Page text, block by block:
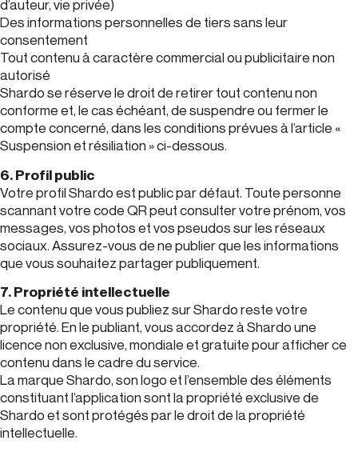
d’auteur, vie privée)
Des informations personnelles de tiers sans leur
consentement
Tout contenu à caractère commercial ou publicitaire non
autorisé
Shardo se réserve le droit de retirer tout contenu non
conforme et, le cas échéant, de suspendre ou fermer le
compte concerné, dans les conditions prévues à l’article «
Suspension et résiliation » ci-dessous.
6. Profil public
Votre profil Shardo est public par défaut. Toute personne
scannant votre code QR peut consulter votre prénom, vos
messages, vos photos et vos pseudos sur les réseaux
sociaux. Assurez-vous de ne publier que les informations
que vous souhaitez partager publiquement.
7. Propriété intellectuelle
Le contenu que vous publiez sur Shardo reste votre
propriété. En le publiant, vous accordez à Shardo une
licence non exclusive, mondiale et gratuite pour afficher ce
contenu dans le cadre du service.
La marque Shardo, son logo et l’ensemble des éléments
constituant l’application sont la propriété exclusive de
Shardo et sont protégés par le droit de la propriété
intellectuelle.